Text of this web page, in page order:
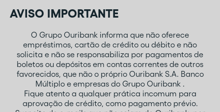
AVISO IMPORTANTE
O Grupo Ouribank informa que não oferece
empréstimos, cartão de crédito ou débito e não
solicita e não se responsabiliza por pagamentos de
boletos ou depósitos em contas correntes de outros
favorecidos, que não o próprio Ouribank S.A. Banco
Múltiplo e empresas do Grupo Ouribank .
Fique atento a qualquer prática incomum para
aprovação de crédito, como pagamento prévio.